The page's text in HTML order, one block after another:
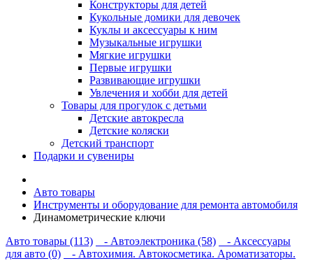
Конструкторы для детей
Кукольные домики для девочек
Куклы и аксессуары к ним
Музыкальные игрушки
Мягкие игрушки
Первые игрушки
Развивающие игрушки
Увлечения и хобби для детей
Товары для прогулок с детьми
Детские автокресла
Детские коляски
Детский транспорт
Подарки и сувениры
Авто товары
Инструменты и оборудование для ремонта автомобиля
Динамометрические ключи
Авто товары (113)
- Автоэлектроника (58)
- Аксессуары
для авто (0)
- Автохимия. Автокосметика. Ароматизаторы.